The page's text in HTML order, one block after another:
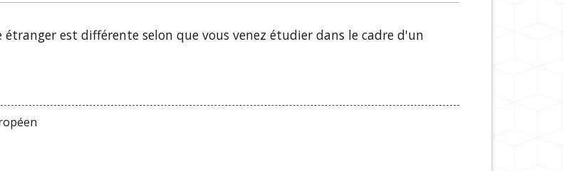
est différente selon que vous venez étudier dans le cadre d'un